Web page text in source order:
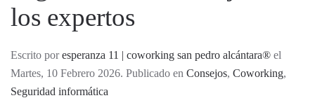
los expertos
Escrito poresperanza 11 | coworking san pedro alcántara® el
Martes, 10 Febrero 2026. Publicado en Consejos, Coworking,
Seguridad informática